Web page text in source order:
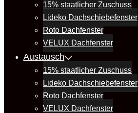
15% staatlicher Zuschuss
Lideko Dachschiebefenster
Roto Dachfenster
VELUX Dachfenster
Austausch
15% staatlicher Zuschuss
Lideko Dachschiebefenster
Roto Dachfenster
VELUX Dachfenster